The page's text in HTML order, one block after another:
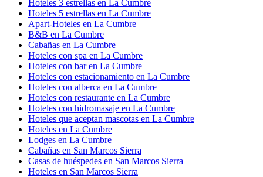
Hoteles 3 estrellas en La Cumbre
Hoteles 5 estrellas en La Cumbre
Apart-Hoteles en La Cumbre
B&B en La Cumbre
Cabañas en La Cumbre
Hoteles con spa en La Cumbre
Hoteles con bar en La Cumbre
Hoteles con estacionamiento en La Cumbre
Hoteles con alberca en La Cumbre
Hoteles con restaurante en La Cumbre
Hoteles con hidromasaje en La Cumbre
Hoteles que aceptan mascotas en La Cumbre
Hoteles en La Cumbre
Lodges en La Cumbre
Cabañas en San Marcos Sierra
Casas de huéspedes en San Marcos Sierra
Hoteles en San Marcos Sierra